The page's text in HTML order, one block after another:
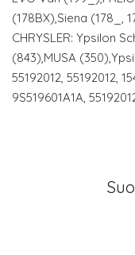
(178BX),Siena (178_,
CHRYSLER: Ypsilon
(843),MUSA
55192012, 55192012,
9S519601A1A,